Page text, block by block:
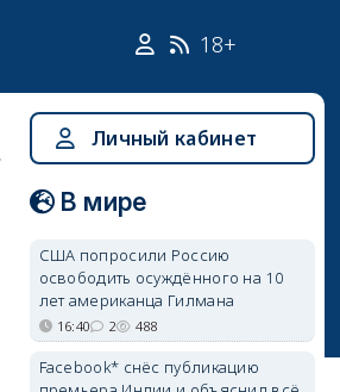
18+
Личный кабинет
В мире
США попросили Россию
освободить осуждённого на 10
лет американца Гилмана
16:40 2 488
Facebook* снёс публикацию